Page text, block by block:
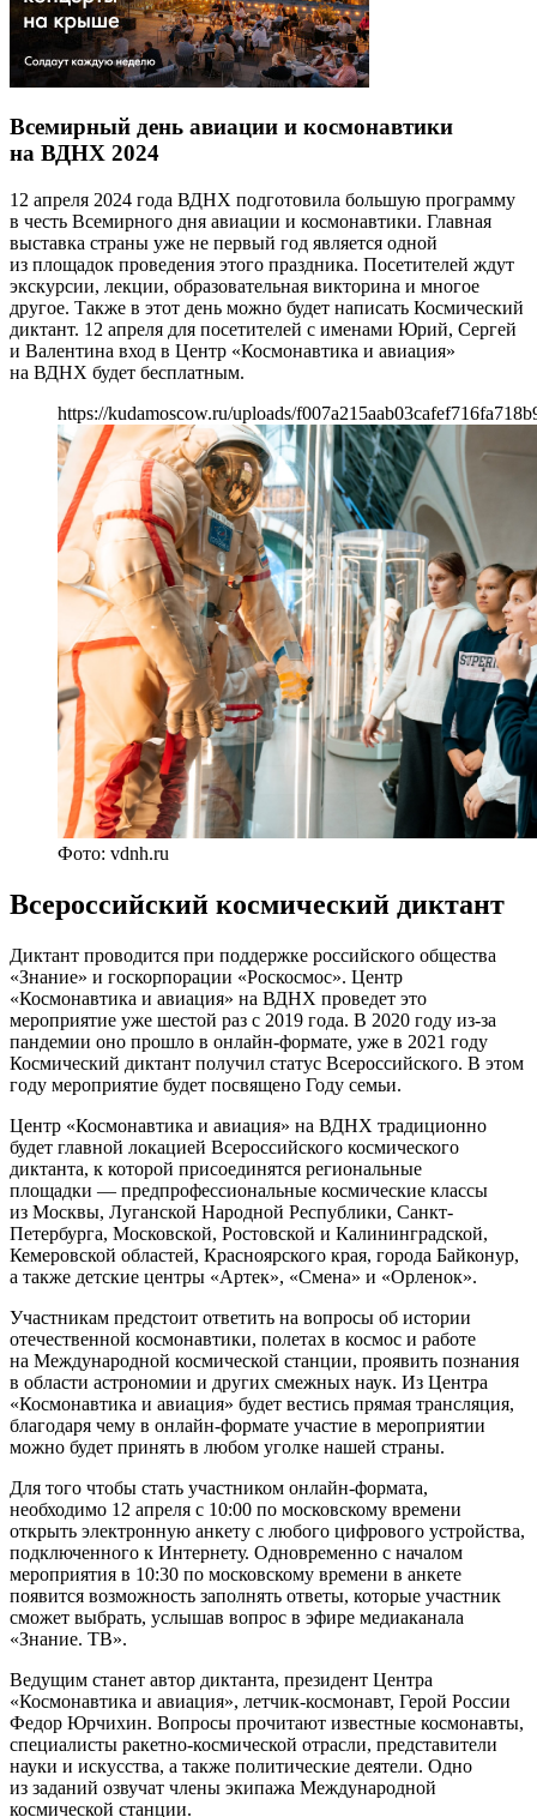
Всемирный день авиации и космонавтики
на ВДНХ 2024
12 апреля 2024 года ВДНХ подготовила большую программу
в честь Всемирного дня авиации и космонавтики. Главная
выставка страны уже не первый год является одной
из площадок проведения этого праздника. Посетителей ждут
экскурсии, лекции, образовательная викторина и многое
другое. Также в этот день можно будет написать Космический
диктант. 12 апреля для посетителей с именами Юрий, Сергей
и Валентина вход в Центр «Космонавтика и авиация»
на ВДНХ будет бесплатным.
https://kudamoscow.ru/uploads/
Фото: vdnh.ru
Всероссийский космический диктант
Диктант проводится при поддержке российского общества
«Знание» и госкорпорации «Роскосмос». Центр
«Космонавтика и авиация» на ВДНХ проведет это
мероприятие уже шестой раз с 2019 года. В 2020 году из-за
пандемии оно прошло в онлайн-формате, уже в 2021 году
Космический диктант получил статус Всероссийского. В этом
году мероприятие будет посвящено Году семьи.
Центр «Космонавтика и авиация» на ВДНХ традиционно
будет главной локацией Всероссийского космического
диктанта, к которой присоединятся региональные
площадки — предпрофессиональные космические классы
из Москвы, Луганской Народной Республики, Санкт-
Петербурга, Московской, Ростовской и Калининградской,
Кемеровской областей, Красноярского края, города Байконур,
а также детские центры «Артек», «Смена» и «Орленок».
Участникам предстоит ответить на вопросы об истории
отечественной космонавтики, полетах в космос и работе
на Международной космической станции, проявить познания
в области астрономии и других смежных наук. Из Центра
«Космонавтика и авиация» будет вестись прямая трансляция,
благодаря чему в онлайн-формате участие в мероприятии
можно будет принять в любом уголке нашей страны.
Для того чтобы стать участником онлайн-формата,
необходимо 12 апреля с 10:00 по московскому времени
открыть электронную анкету с любого цифрового устройства,
подключенного к Интернету. Одновременно с началом
мероприятия в 10:30 по московскому времени в анкете
появится возможность заполнять ответы, которые участник
сможет выбрать, услышав вопрос в эфире медиаканала
«Знание. ТВ».
Ведущим станет автор диктанта, президент Центра
«Космонавтика и авиация», летчик-космонавт, Герой России
Федор Юрчихин. Вопросы прочитают известные космонавты,
специалисты ракетно-космической отрасли, представители
науки и искусства, а также политические деятели. Одно
из заданий озвучат члены экипажа Международной
космической станции.